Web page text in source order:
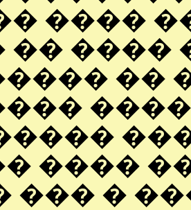
����
�� ����
��
����
��� �